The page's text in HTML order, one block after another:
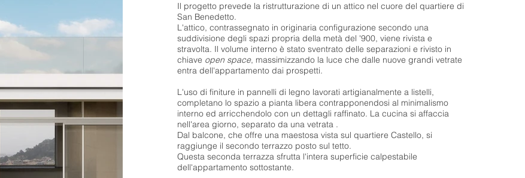
Il progetto prevede la ristrutturazione di un attico nel cuore del quartiere di
San Benedetto.
L'attico, contrassegnato in originaria configurazione secondo una
suddivisione degli spazi propria della metà del '900, viene rivista e
stravolta. Il volume interno è stato sventrato delle separazioni e rivisto in
chiave open space, massimizzando la luce che dalle nuove grandi vetrate
entra dell'appartamento dai prospetti.
L'uso di finiture in pannelli di legno lavorati artigianalmente a listelli,
completano lo spazio a pianta libera contrapponendosi al minimalismo
interno ed arricchendolo con un dettagli raffinato. La cucina si affaccia
nell'area giorno, separato da una vetrata .
Dal balcone, che offre una maestosa vista sul quartiere Castello, si
raggiunge il secondo terrazzo posto sul tetto.
Questa seconda terrazza sfrutta l'intera superficie calpestabile
dell'appartamento sottostante.